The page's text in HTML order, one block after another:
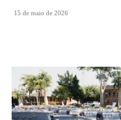
15 de maio de 2026